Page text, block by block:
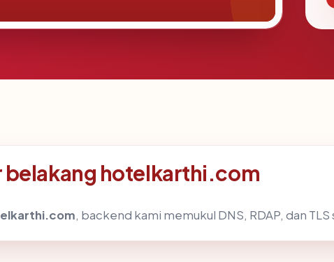
belakang hotelkarthi.com
, backend kami memukul DNS, RDAP, dan TLS